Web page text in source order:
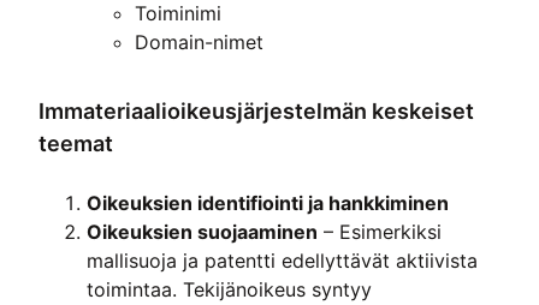
Toiminimi
Domain-nimet
Immateriaalioikeusjärjestelmän keskeiset
teemat
Oikeuksien identifiointi ja hankkiminen
Oikeuksien suojaaminen – Esimerkiksi
mallisuoja ja patentti edellyttävät aktiivista
toimintaa. Tekijänoikeus syntyy